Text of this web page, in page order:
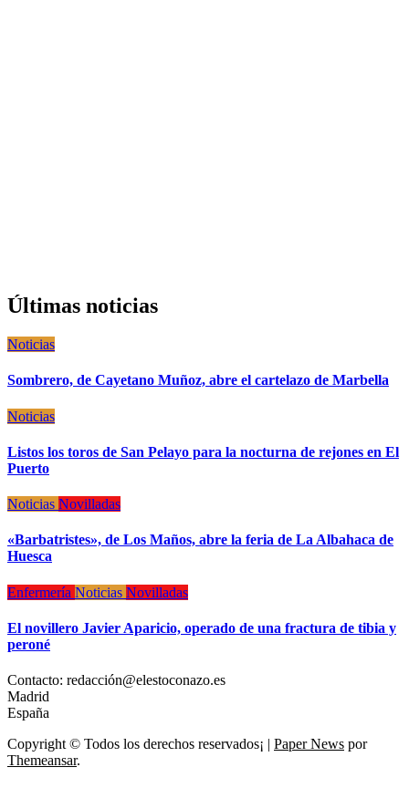
Últimas noticias
Noticias
Sombrero, de Cayetano Muñoz, abre el cartelazo de Marbella
Noticias
Listos los toros de San Pelayo para la nocturna de rejones en El
Puerto
Noticias Novilladas
«Barbatristes», de Los Maños, abre la feria de La Albahaca de
Huesca
Enfermería Noticias Novilladas
El novillero Javier Aparicio, operado de una fractura de tibia y
peroné
Contacto: redacción@elestoconazo.es
Madrid
España
Copyright © Todos los derechos reservados¡ | Paper News por
Themeansar.